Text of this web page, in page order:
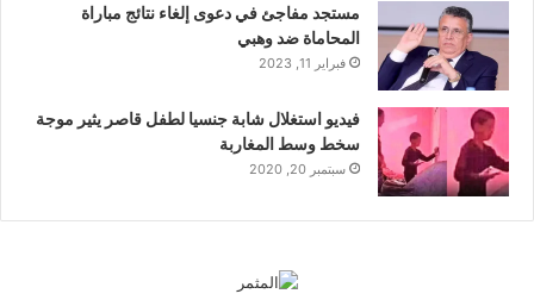
مستجد مفاجئ في دعوى إلغاء نتائج مباراة
المحاماة ضد وهبي
فبراير 11, 2023
فيديو استغلال شابة جنسيا لطفل قاصر يثير موجة
سخط وسط المغاربة
سبتمبر 20, 2020